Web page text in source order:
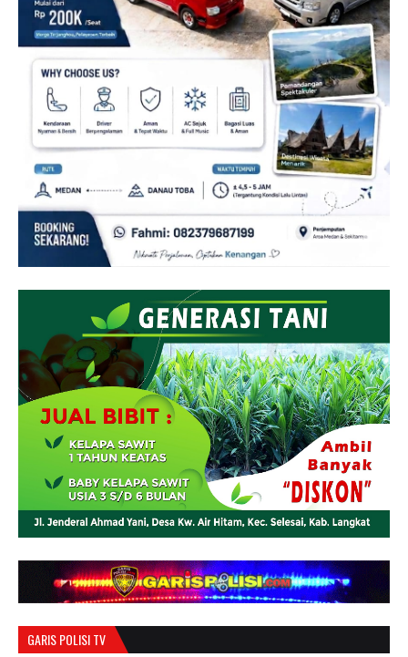
GARIS POLISI TV